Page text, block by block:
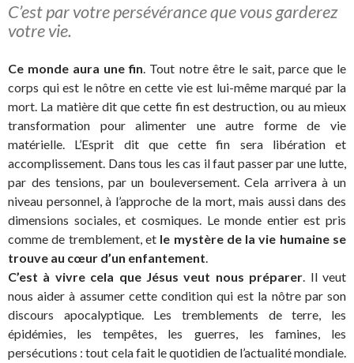
C’est par votre persévérance que vous garderez
votre vie.
Ce monde aura une fin. Tout notre être le sait, parce que le
corps qui est le nôtre en cette vie est lui-même marqué par la
mort. La matière dit que cette fin est destruction, ou au mieux
transformation pour alimenter une autre forme de vie
matérielle. L’Esprit dit que cette fin sera libération et
accomplissement. Dans tous les cas il faut passer par une lutte,
par des tensions, par un bouleversement. Cela arrivera à un
niveau personnel, à l’approche de la mort, mais aussi dans des
dimensions sociales, et cosmiques. Le monde entier est pris
comme de tremblement, et le mystère de la vie humaine se
trouve au cœur d’un enfantement.
C’est à vivre cela que Jésus veut nous préparer. Il veut
nous aider à assumer cette condition qui est la nôtre par son
discours apocalyptique. Les tremblements de terre, les
épidémies, les tempêtes, les guerres, les famines, les
persécutions : tout cela fait le quotidien de l’actualité mondiale.